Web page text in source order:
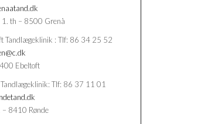
1. th – 8500 Grenå
Tandlægeklinik : Tlf: 86 34 25 52
Ebeltoft
Tandlægeklinik: Tlf: 86 37 11 01
– 8410 Rønde